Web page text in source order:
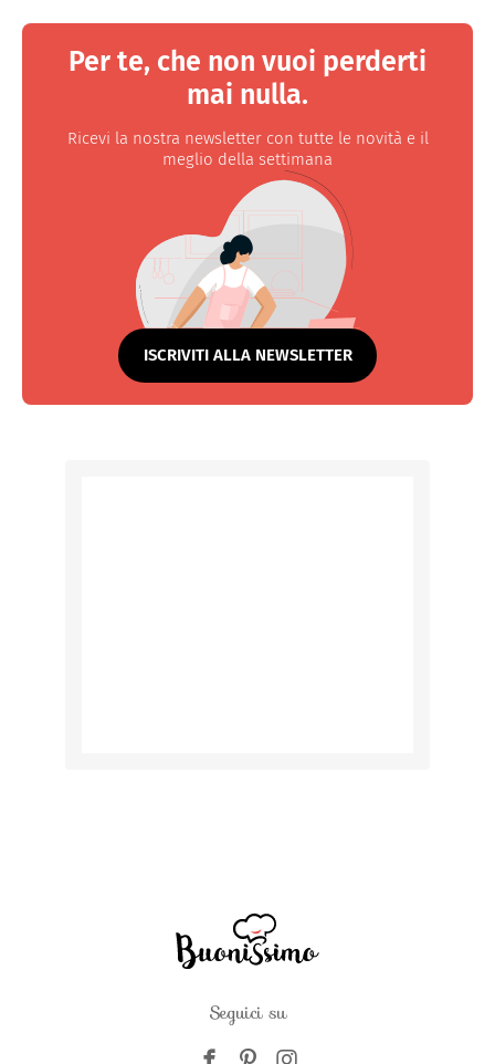
Per te, che non vuoi perderti
mai nulla.
Ricevi la nostra newsletter con tutte le novità e il
meglio della settimana
ISCRIVITI ALLA NEWSLETTER
Seguici su